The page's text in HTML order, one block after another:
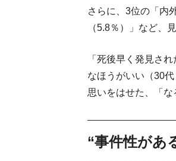
さらに、3位の「内
（5.8％）」など、
「死後早く発見さ
なほうがいい（30
思いをはせた、「な
“事件性があ